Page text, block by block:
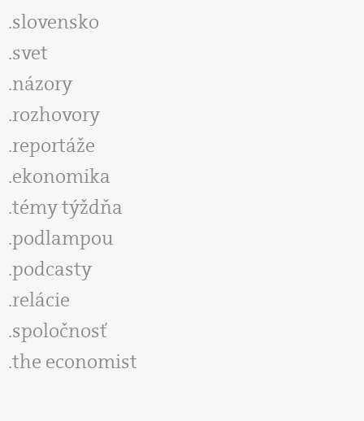
slovensko
svet
názory
rozhovory
reportáže
ekonomika
témy týždňa
podlampou
podcasty
relácie
spoločnosť
the economist